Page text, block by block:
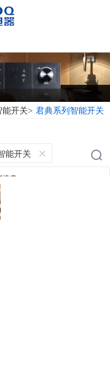
能开关> 君典系列智能开关
能开关